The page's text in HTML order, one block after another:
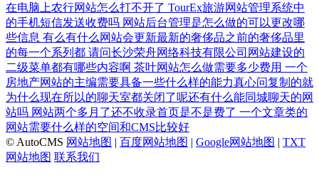
在电脑上农行网站怎么打不开了 TourEx旅游网站管理系统中
的手机短信发送收费吗 网站后台管理是怎么做的可以更改哪
些信息 有么有什么网站会更新最新的奢侈品之前的奢侈品里
的每一个系列都 请问长沙荣舟网络科技有限公司网站建设的
二级菜单都有哪些内容啊 茶叶网站怎么做需要多少费用 一个
房地产网站的主编需要具备一些什么样的能力真心问复制的就
为什么现在所以的聊天室都关闭了呢还有什么能同城聊天的网
站吗 网站两个多月了还不收录首页是不是费了 一个文章类的
网站需要什么样的空间和CMS比较好
© AutoCMS 网站地图 | 百度网站地图 | Google网站地图 | TXT
网站地图 联系我们